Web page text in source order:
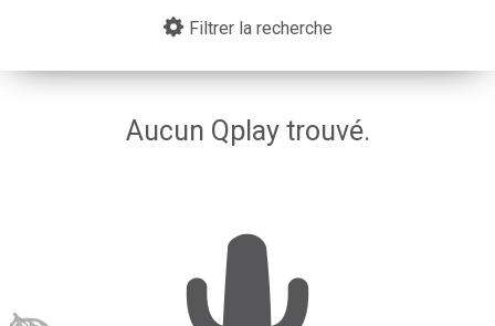
Filtrer la recherche
Aucun Qplay trouvé.